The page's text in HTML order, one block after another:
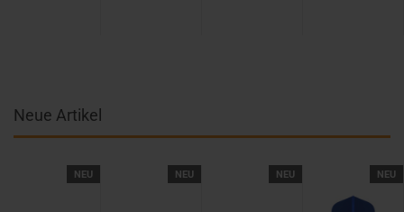
Neue Artikel
NEU NEU NEU NEU